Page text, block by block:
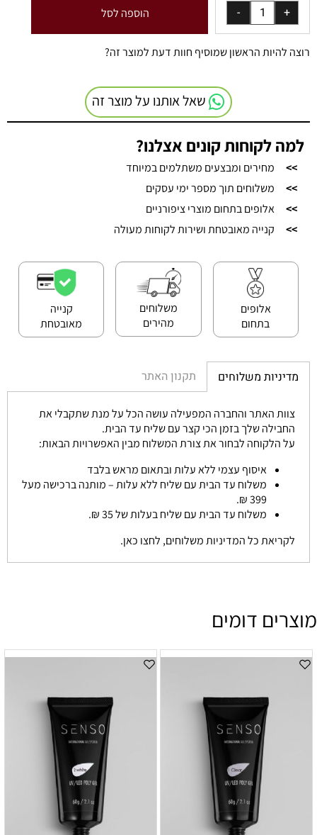
הוספה לסל
רוצה להיות הראשון שמוסיף חוות דעת למוצר זה?
שאל אותנו על מוצר זה
למה לקוחות קונים אצלנו?
>>
מחירים ומבצעים משתלמים במיוחד
>>
משלוחים תוך מספר ימי עסקים
>>
אלופים בתחום מוצרי ציפורניים
>>
קנייה מאובטחת ושירות לקוחות מעולה
אלופים
בתחום
משלוחים
מהירים
קנייה
מאובטחת
מדיניות משלוחים תקנון האתר
צוות האתר והחברה המפעילה עושה הכל על מנת שתקבלי את
החבילה שלך בזמן הכי קצר עם שליח עד הבית.
על הלקוחה לבחור את צורת המשלוח מבין האפשרויות הבאות:
איסוף עצמי ללא עלות ובתאום מראש בלבד
משלוח עד הבית עם שליח ללא עלות – מותנה ברכישה מעל
399 ₪.
משלוח עד הבית עם שליח בעלות של 35 ₪.
לקריאת כל המדיניות משלוחים, לחצו כאן.
מוצרים דומים